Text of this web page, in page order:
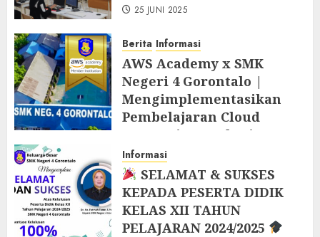
25 JUNI 2025
Berita Informasi
AWS Academy x SMK
Negeri 4 Gorontalo |
Mengimplementasikan
Pembelajaran Cloud
Computing Berbasis AWS
Academy di Tahun Ajaran
Baru 2025/2026
9 JUNI 2025
Informasi
SELAMAT & SUKSES
KEPADA PESERTA DIDIK
KELAS XII TAHUN
PELAJARAN 2024/2025